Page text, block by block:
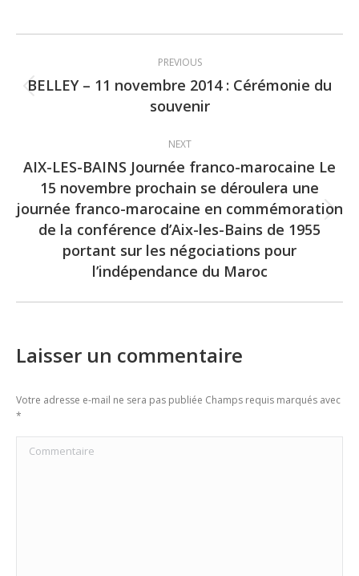
navigation
PREVIOUS
Previous
post:
BELLEY – 11 novembre 2014 : Cérémonie du
souvenir
NEXT
Next
post:
AIX-LES-BAINS Journée franco-marocaine Le
15 novembre prochain se déroulera une
journée franco-marocaine en commémoration
de la conférence d’Aix-les-Bains de 1955
portant sur les négociations pour
l’indépendance du Maroc
Laisser un commentaire
Votre adresse e-mail ne sera pas publiée Champs requis marqués avec
*
Commentaire